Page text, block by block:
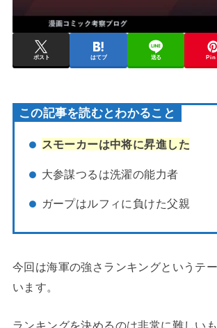
ポスト はてブ 送る Pin
この記事を読むとわかること
スモーカーは中将に昇進した
大参謀つるは洗濯の能力者
ガープはルフィに負けた父親
今回は海軍の強さランキングというテ
います。
ランキングを決めるのは非常に難しい